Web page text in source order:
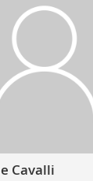
Cavalli